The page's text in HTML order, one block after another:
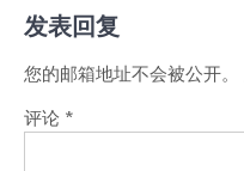
发表回复
您的邮箱地址不会被公开。
评论 *